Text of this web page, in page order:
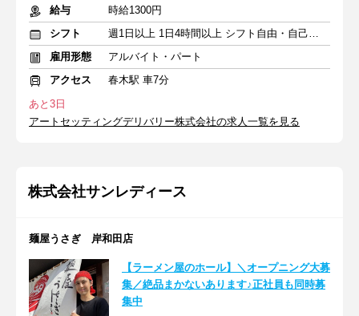
給与
時給1300円
シフト
週1日以上 1日4時間以上 シフト自由・自己申告
雇用形態
アルバイト・パート
アクセス
春木駅 車7分
あと3日
アートセッティングデリバリー株式会社の求人一覧を見る
株式会社サンレディース
麺屋うさぎ 岸和田店
【ラーメン屋のホール】＼オープニング大募
集／絶品まかないあります♪正社員も同時募
集中